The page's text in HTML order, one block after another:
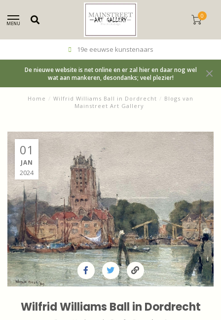
MENU
0
19e eeuwse kunstenaars
De nieuwe website is net online en er zal hier en daar nog wel
wat aan mankeren, desondanks; veel plezier!
Home / Wilfrid Williams Ball in Dordrecht / Blogs van
Mainstreet Art Gallery
01
JAN
2024
Wilfrid Williams Ball in Dordrecht